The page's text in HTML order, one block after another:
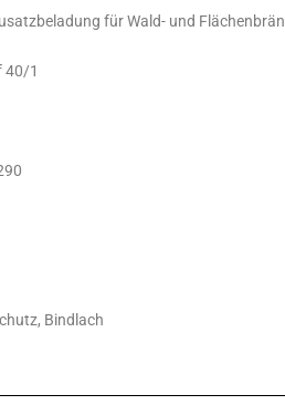
und Flächenbrände,
1
Bindlach